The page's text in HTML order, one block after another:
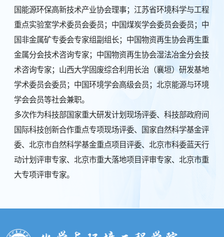
国能源环保高新技术产业协会理事；江苏省环境科学与工程
重点实验室学术委员会委员；中国煤炭学会委员会委员；中
国非金属矿专委会专家组副组长；中国物资再生协会再生重
金属分会技术咨询专家；中国物资再生协会湿法冶金分会技
术咨询专家；山西大学固废综合利用长治（襄垣）研发基地
学术委员会委员；中国环境学会高级会员；北京能源与环境
学会会员等社会兼职。
多次作为科技部国家重大研发计划现场评委、科技部政府间
国际科技创新合作重点专项现场评委、国家自然科学基金评
委、北京市自然科学基金重点项目评委、北京市科委蓝天行
动计划评审专家、北京市重大落地项目评审专家、北京市重
大专项评审专家。